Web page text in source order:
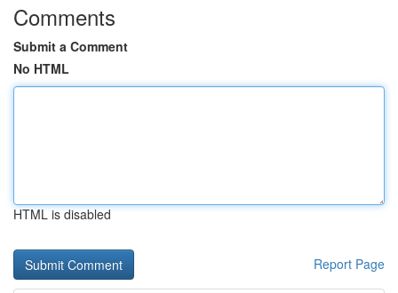
Comments
Submit a Comment
No HTML
HTML is disabled
Report Page